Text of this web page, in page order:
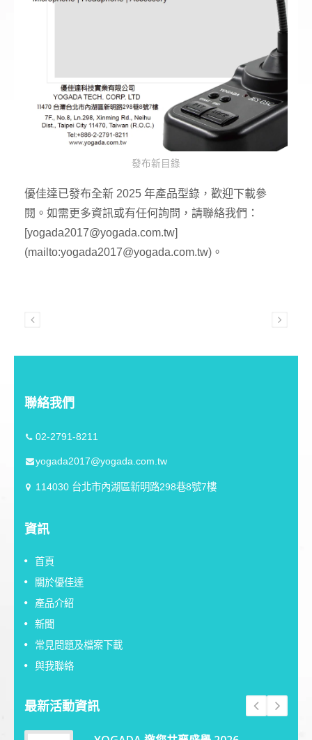
發布新目錄
優佳達已發布全新 2025 年產品型錄，歡迎下載參
閱。如需更多資訊或有任何詢問，請聯絡我們：
[yogada2017@yogada.com.tw]
(mailto:yogada2017@yogada.com.tw)。
聯絡我們
02-2791-8211
yogada2017@yogada.com.tw
114030 台北市內湖區新明路298巷8號7樓
資訊
首頁
關於優佳達
產品介紹
新聞
常見問題及檔案下載
與我聯絡
最新活動資訊